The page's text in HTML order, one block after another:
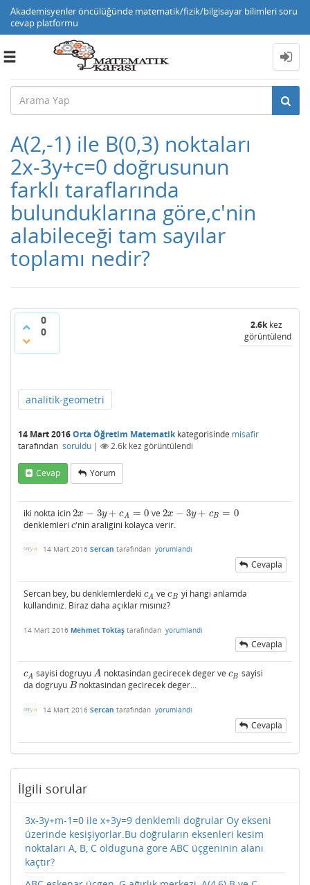
Akademisyenler öncülüğünde matematik/fizik/bilgisayar bilimleri soru
cevap platformu
Toggle
A(2,-1) ile B(0,3) noktaları
2x-3y+c=0 doğrusunun
farklı taraflarında
bulunduklarına göre,c'nin
alabileceği tam sayılar
toplamı nedir?
0
0
2.6kkez
görüntülendi
analitik-geometri
14 Mart 2016Orta Öğretim Matematikkategorisinde misafir
tarafından soruldu | 2.6k kez görüntülendi
Cevap Yorum
iki nokta icin2x − 3y + cA = 0
2x− 3y +cA=0 ve 2x − 3y + cB = 0
2x− 3y +cB=0
denklemleri c
c'nin araligini kolayca verir.
14 Mart 2016 Sercan tarafından yorumlandı
Cevapla
Sercan bey, bu denklemlerdeki cA
cA vecB
cB yi hangi anlamda
kullandınız. Biraz daha açıklar mısınız?
14 Mart 2016 Mehmet Toktaş tarafından yorumlandı
Cevapla
cA
cA sayisi dogruyuA
A noktasindan gecirecek deger ve cB
cB sayisi
da dogruyu B
B noktasindan gecirecek deger...
14 Mart 2016 Sercan tarafından yorumlandı
Cevapla
İlgili sorular
3x-3y+m-1=0 ile x+3y=9 denklemli doğrular Oy ekseni
üzerinde kesişiyorlar.Bu doğruların eksenleri kesim
noktaları A, B, C olduguna gore ABC üçgeninin alanı
kaçtır?